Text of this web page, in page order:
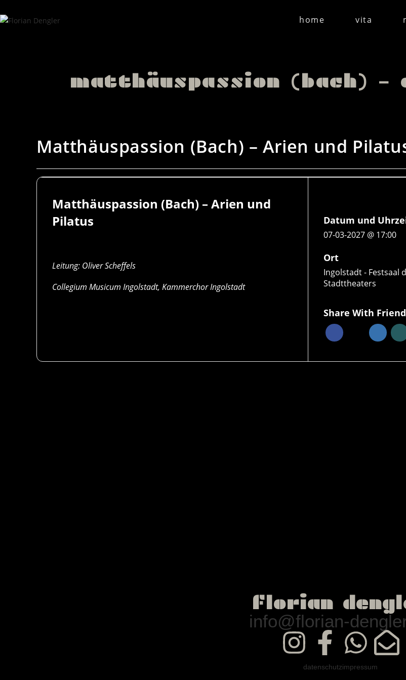
home vita
matthäuspassion (bach) –
Matthäuspassion (Bach) – Arien und
Matthäuspassion (Bach) – Arien und
Pilatus
Leitung: Oliver Scheffels
Collegium Musicum Ingolstadt, Kammerchor Ingolstadt
Datum und
07-03-2027 @ 17:00
Ort
Ingolstadt - Festsaal
Stadttheaters
Share With
florian
info@florian-
datenschutzimpressum